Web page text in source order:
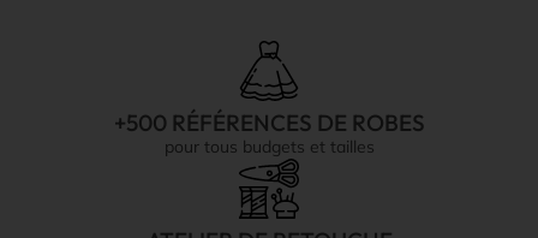
+500 RÉFÉRENCES DE ROBES
pour tous budgets et tailles